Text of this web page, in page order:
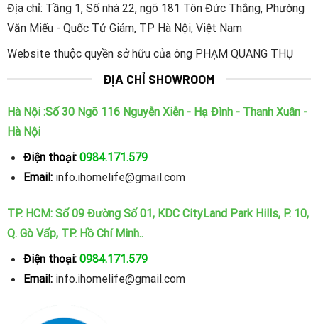
Địa chỉ: Tầng 1, Số nhà 22, ngõ 181 Tôn Đức Thắng, Phường
Văn Miếu - Quốc Tử Giám, TP Hà Nội, Việt Nam
Website thuộc quyền sở hữu của ông PHẠM QUANG THỤ
ĐỊA CHỈ SHOWROOM
Hà Nội :Số 30 Ngõ 116 Nguyễn Xiễn - Hạ Đình - Thanh Xuân -
Hà Nội
Điện thoại: 0984.171.579
Email: info.ihomelife@gmail.com
TP. HCM: Số 09 Đường Số 01, KDC CityLand Park Hills, P. 10,
Q. Gò Vấp, TP. Hồ Chí Minh..
Điện thoại: 0984.171.579
Email: info.ihomelife@gmail.com